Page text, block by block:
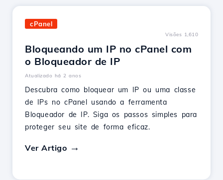
cPanel
Visões 1,610
Bloqueando um IP no cPanel com
o Bloqueador de IP
Atualizado há 2 anos
Descubra como bloquear um IP ou uma classe
de IPs no cPanel usando a ferramenta
Bloqueador de IP. Siga os passos simples para
proteger seu site de forma eficaz.
Ver Artigo